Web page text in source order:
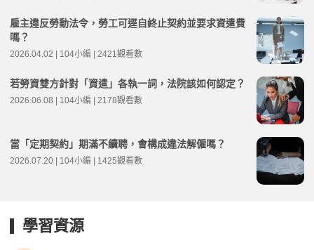
雇主違反勞動法令，勞工可逕自終止契約並要求資遣費
嗎？
2026.04.02 | 104小編 | 2421觀看數
若勞資雙方針對「資遣」各執一詞，法院該如何認定？
2026.06.08 | 104小編 | 2178觀看數
當「定期契約」期滿不續聘，會構成違法解僱嗎？
2026.07.20 | 104小編 | 1425觀看數
學習資源